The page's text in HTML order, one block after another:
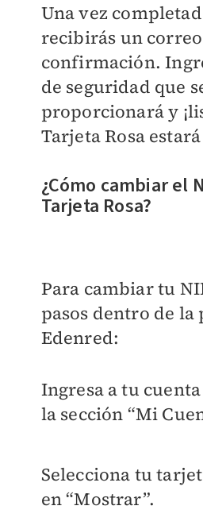
Una vez
recibirás un
confirmación.
de seguridad que
proporcionará y
Tarjeta Rosa
¿Cómo cambiar el
Tarjeta Rosa?
Para cambiar tu
pasos dentro de
Edenred:
Ingresa a tu
la sección “Mi
Selecciona tu
en “Mostrar”.